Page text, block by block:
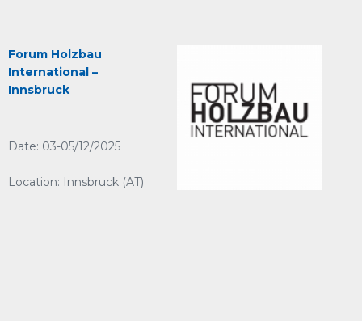
Forum Holzbau
International –
Innsbruck
Date: 03-05/12/2025
Location: Innsbruck (AT)